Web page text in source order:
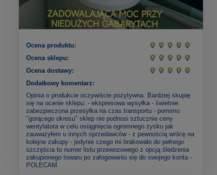
Ocena produktu:
Ocena sklepu:
Ocena dostawy:
Dodatkowy komentarz:
Opinia o produkcie oczywiście pozytywna. Bardziej skupię
się na ocenie sklepu: - ekspresowa wysyłka - świetnie
zabezpieczona przesyłka na czas transportu - pomimo
"gorącego okresu" sklep nie podnosi sztucznie ceny
wentylatora w celu osiągnięcia ogromnego zysku jak
zauważyłem u innych sprzedawców - z pewnością wrócę na
kolejne zakupy - jedynie czego mi brakowało do pełnego
szczęścia to numer listu przewozowego z opcją śledzenia
zakupionego towaru po zalogowaniu się do swojego konta -
POLECAM